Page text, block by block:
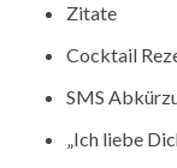
Zitate
Cocktail
SMS
„Ich liebe